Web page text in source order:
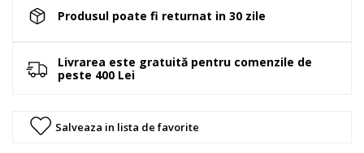
Produsul poate fi returnat in 30 zile
Livrarea este gratuită pentru comenzile de
peste 400 Lei
Salveaza in lista de favorite